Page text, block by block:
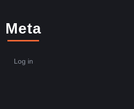
Meta
Log in